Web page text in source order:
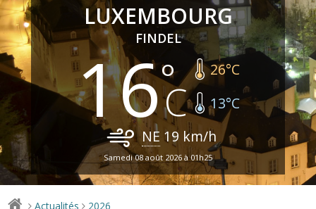
LUXEMBOURG
FINDEL
16 26°C
13°C
NE 19 km/h
Samedi 08 août 2026 à 01h25
> Actualités > 2026